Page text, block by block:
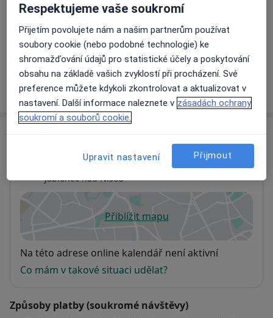
Ceník
Informace o službách a cenách nejsou k dispozici
Tento specialista ještě nepřidával žádné informace o
svých službách.
Ordinace
Jablonec nad Nisou
Přiblížit mapuse otevře v nové záložce
Dostupnost
Na této adrese online kalendář není aktivní
Co mám v takové situaci udělat?
Způsoby platby (soukromé návštěvy)
Respektujeme vaše soukromí
Přijetím povolujete nám a našim partnerům používat
soubory cookie (nebo podobné technologie) ke
shromažďování údajů pro statistické účely a poskytování
obsahu na základě vašich zvyklostí při procházení. Své
preference můžete kdykoli zkontrolovat a aktualizovat v
nastavení. Další informace naleznete v zásadách ochrany
soukromí a souborů cookie.
Upravit nastavení Přijmout